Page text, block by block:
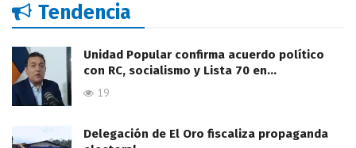
Tendencia
Unidad Popular confirma acuerdo político
con RC, socialismo y Lista 70 en…
19
Delegación de El Oro fiscaliza propaganda